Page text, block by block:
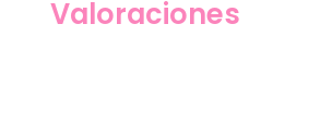
Valoraciones